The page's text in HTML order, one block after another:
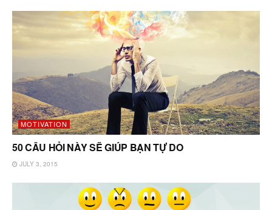
MOTIVATION
50 CÂU HỎI NÀY SẼ GIÚP BẠN TỰ DO
JULY 3, 2015